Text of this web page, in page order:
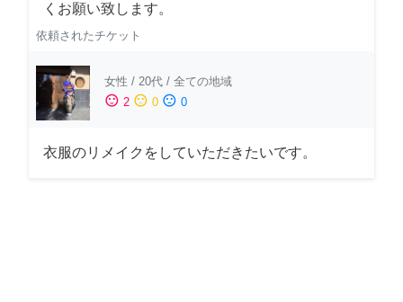
くお願い致します。
依頼されたチケット
女性 / 20代 / 全ての地域
sentiment_satisfied 2 sentiment_neutral 0 sentiment_dissatisfied 0
衣服のリメイクをしていただきたいです。